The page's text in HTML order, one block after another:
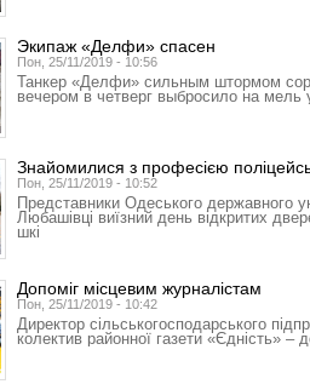
Экипаж «Делфи» спасен
Пон, 25/11/2019 - 10:56
Танкер «Делфи» сильным штормом
вечером в четверг выбросило на
Знайомилися з професією
Пон, 25/11/2019 - 10:52
Представники Одеського державного
Любашівці виїзний день відкритих
шкі
Допоміг місцевим журналістам
Пон, 25/11/2019 - 10:42
Директор сільськогосподарського
колектив районної газети «Єдність» –